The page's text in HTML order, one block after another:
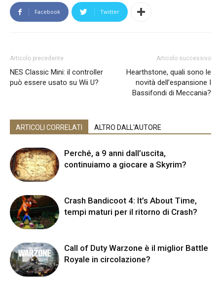
Facebook Twitter
Articolo precedente
NES Classic Mini: il controller
può essere usato su Wii U?
Articolo successivo
Hearthstone, quali sono le
novità dell’espansione I
Bassifondi di Meccania?
ARTICOLI CORRELATI ALTRO DALL'AUTORE
Perché, a 9 anni dall’uscita,
continuiamo a giocare a Skyrim?
Crash Bandicoot 4: It’s About Time,
tempi maturi per il ritorno di Crash?
Call of Duty Warzone è il miglior Battle
Royale in circolazione?